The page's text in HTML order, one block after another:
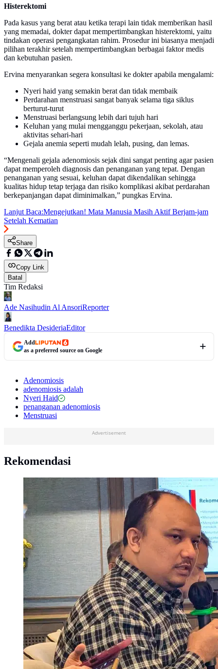
Histerektomi
Pada kasus yang berat atau ketika terapi lain tidak memberikan hasil
yang memadai, dokter dapat mempertimbangkan histerektomi, yaitu
tindakan operasi pengangkatan rahim. Prosedur ini biasanya menjadi
pilihan terakhir setelah mempertimbangkan berbagai faktor medis
dan kebutuhan pasien.
Ervina menyarankan segera konsultasi ke dokter apabila mengalami:
Nyeri haid yang semakin berat dan tidak membaik
Perdarahan menstruasi sangat banyak selama tiga siklus
berturut-turut
Menstruasi berlangsung lebih dari tujuh hari
Keluhan yang mulai mengganggu pekerjaan, sekolah, atau
aktivitas sehari-hari
Gejala anemia seperti mudah lelah, pusing, dan lemas.
“Mengenali gejala adenomiosis sejak dini sangat penting agar pasien
dapat memperoleh diagnosis dan penanganan yang tepat. Dengan
penanganan yang sesuai, keluhan dapat dikendalikan sehingga
kualitas hidup tetap terjaga dan risiko komplikasi akibat perdarahan
berkepanjangan dapat diminimalkan,” pungkas Ervina.
Lanjut Baca:Mengejutkan! Mata Manusia Masih Aktif Berjam-jam
Setelah Kematian
Share
Copy Link
Batal
Tim Redaksi
Ade Nasihudin Al AnsoriReporter
Benedikta DesideriaEditor
Add
as a preferred source on Google
Adenomiosis
adenomiosis adalah
Nyeri Haid
penanganan adenomiosis
Menstruasi
Advertisement
Rekomendasi